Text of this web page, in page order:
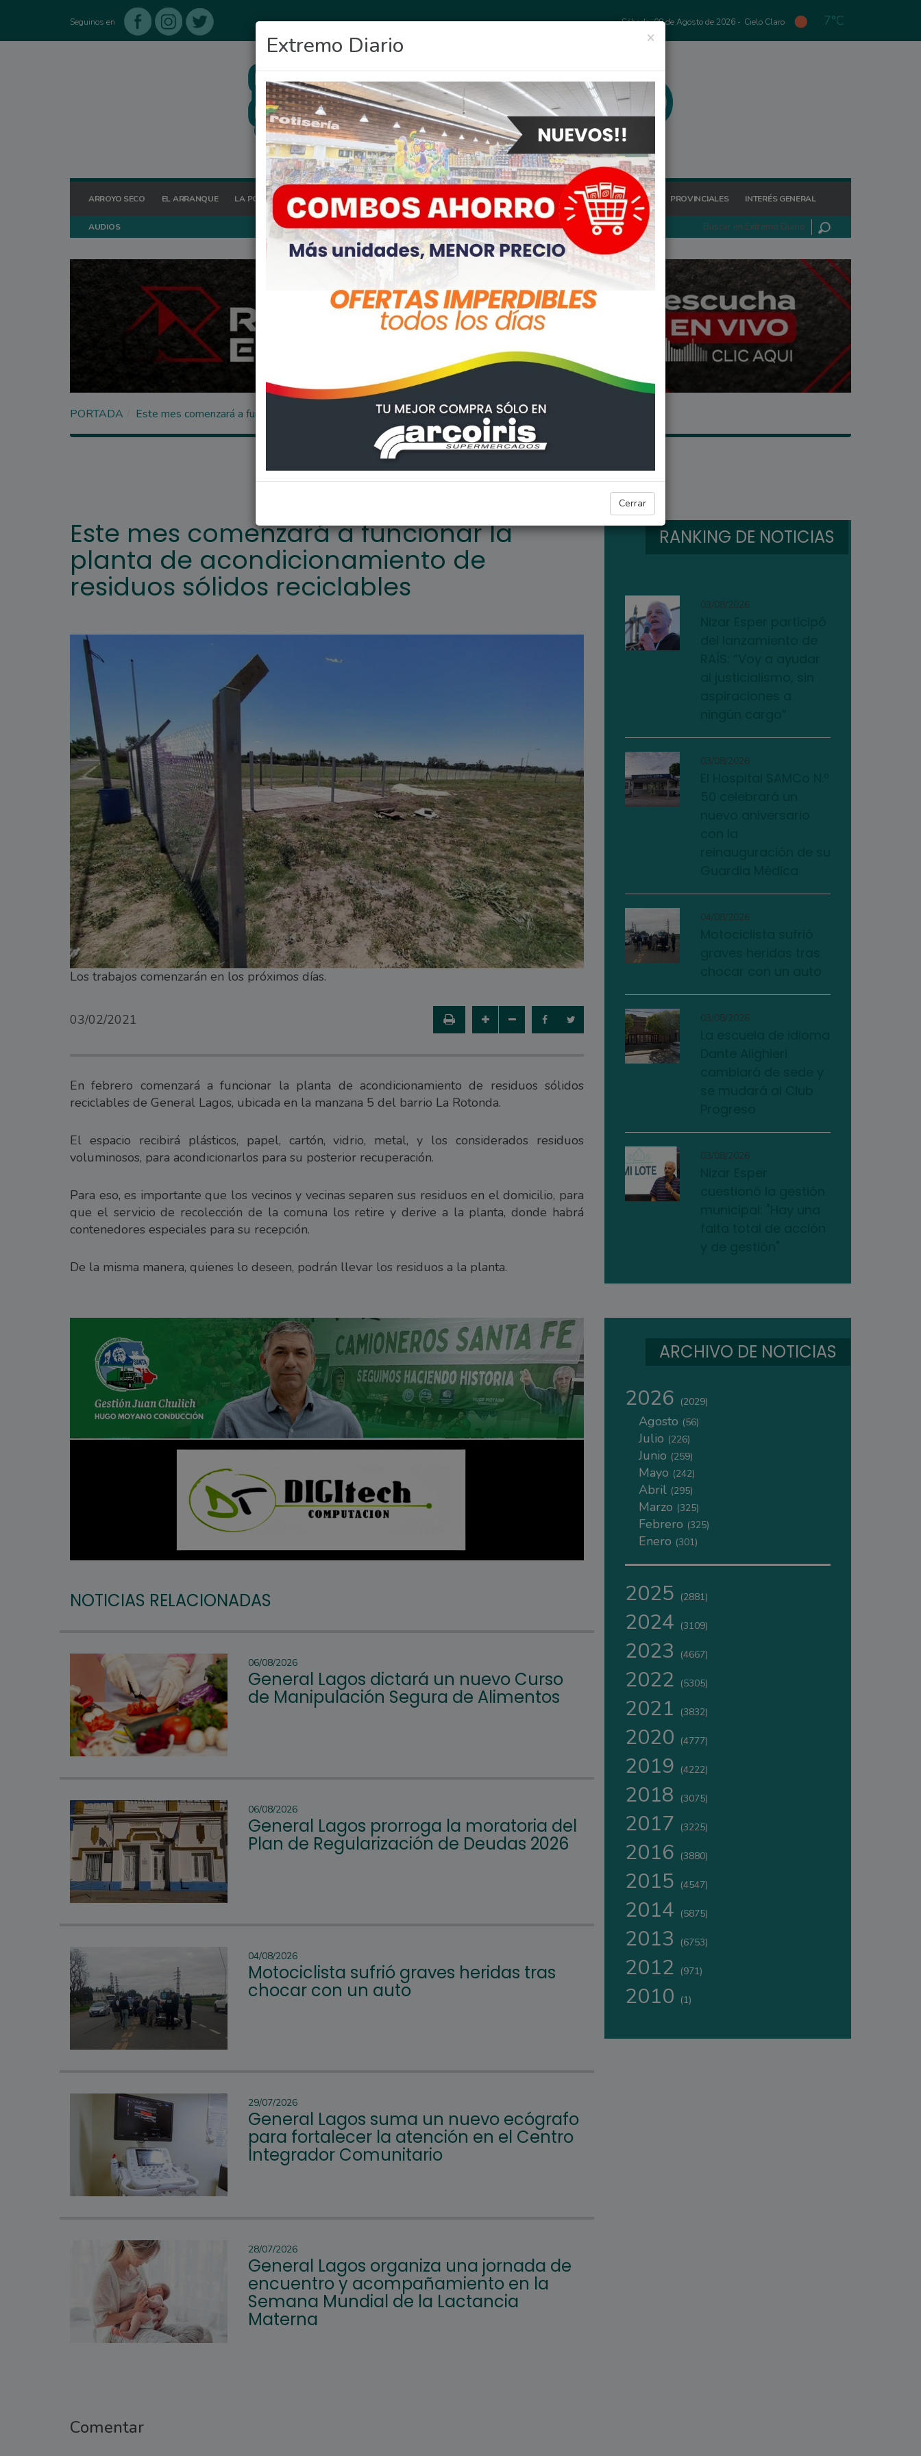
Seguinos en Sábado, 08 de Agosto de 2026 - Cielo Claro 7°C
ARROYO SECO EL ARRANQUE LA POSTA HOY OCIO DEPORTES FIGHIERA GENERAL LAGOS POLICIALES REGIONALES PROVINCIALES INTERÉS GENERAL
AUDIOS
×
Extremo Diario
Cerrar
PORTADA Este mes comenzará a funcionar la planta de acondicionamiento de residuos sólidos reciclables
GENERAL LAGOS
Este mes comenzará a funcionar la
planta de acondicionamiento de
residuos sólidos reciclables
Los trabajos comenzarán en los próximos días.
03/02/2021
En febrero comenzará a funcionar la planta de acondicionamiento de residuos sólidos
reciclables de General Lagos, ubicada en la manzana 5 del barrio La Rotonda.
El espacio recibirá plásticos, papel, cartón, vidrio, metal, y los considerados residuos
voluminosos, para acondicionarlos para su posterior recuperación.
Para eso, es importante que los vecinos y vecinas separen sus residuos en el domicilio, para
que el servicio de recolección de la comuna los retire y derive a la planta, donde habrá
contenedores especiales para su recepción.
De la misma manera, quienes lo deseen, podrán llevar los residuos a la planta.
NOTICIAS RELACIONADAS
06/08/2026
General Lagos dictará un nuevo Curso
de Manipulación Segura de Alimentos
06/08/2026
General Lagos prorroga la moratoria del
Plan de Regularización de Deudas 2026
04/08/2026
Motociclista sufrió graves heridas tras
chocar con un auto
29/07/2026
General Lagos suma un nuevo ecógrafo
para fortalecer la atención en el Centro
Integrador Comunitario
28/07/2026
General Lagos organiza una jornada de
encuentro y acompañamiento en la
Semana Mundial de la Lactancia
Materna
Comentar
RANKING DE NOTICIAS
03/08/2026
03/08/2026
04/08/2026
03/08/2026
03/08/2026
ARCHIVO DE NOTICIAS
2026 (2029)
Agosto (56)
Julio (226)
Junio (259)
Mayo (242)
Abril (295)
Marzo (325)
Febrero (325)
Enero (301)
2025 (2881)
2024 (3109)
2023 (4667)
2022 (5305)
2021 (3832)
2020 (4777)
2019 (4222)
2018 (3075)
2017 (3225)
2016 (3880)
2015 (4547)
2014 (5875)
2013 (6753)
2012 (971)
2010 (1)